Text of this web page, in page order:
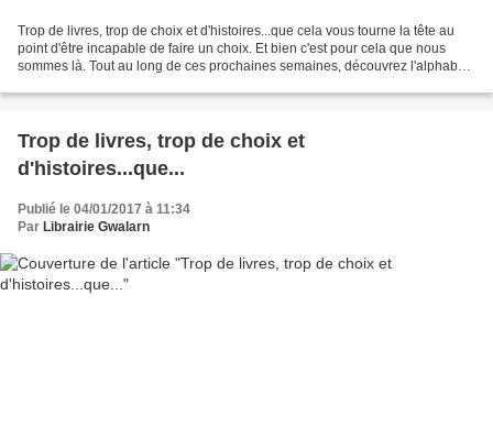
Trop de livres, trop de choix et d'histoires...que cela vous tourne la tête au
point d'être incapable de faire un choix. Et bien c'est pour cela que nous
sommes là. Tout au long de ces prochaines semaines, découvrez l'alphabet
Trop de livres, trop de choix et
d'histoires...que...
Publié le 04/01/2017 à 11:34
Par Librairie Gwalarn